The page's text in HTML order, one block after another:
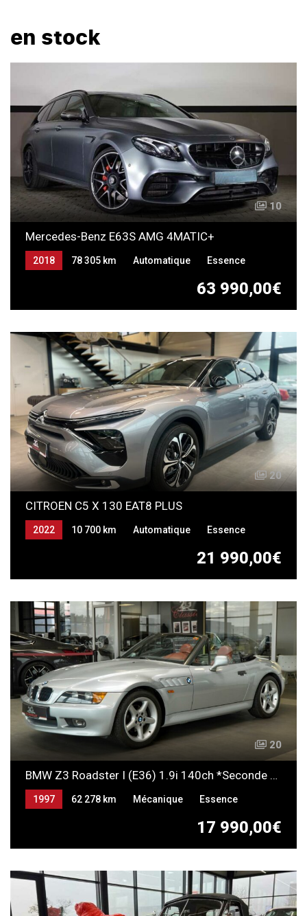
en stock
10
Mercedes-Benz E63S AMG 4MATIC+
63 990,00€
2018 78 305 km Automatique Essence
20
CITROEN C5 X 130 EAT8 PLUS
21 990,00€
2022 10 700 km Automatique Essence
20
BMW Z3 Roadster I (E36) 1.9i 140ch *Seconde main*
17 990,00€
1997 62 278 km Mécanique Essence